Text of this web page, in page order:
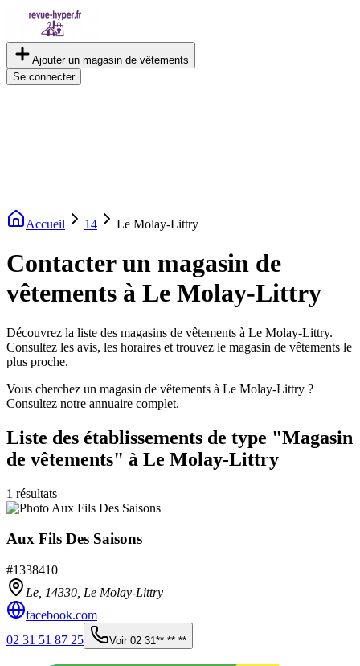
Ajouter un magasin de vêtements
Se connecter
Accueil 14 Le Molay-Littry
Contacter un magasin de
vêtements à Le Molay-Littry
Découvrez la liste des magasins de vêtements à Le Molay-Littry.
Consultez les avis, les horaires et trouvez le magasin de vêtements le
plus proche.
Vous cherchez un magasin de vêtements à Le Molay-Littry ?
Consultez notre annuaire complet.
Liste des établissements de type "Magasin
de vêtements" à Le Molay-Littry
1 résultats
Aux Fils Des Saisons
#1338410
Le, 14330 Le Molay-Littry
facebook.com
02 31 51 87 25
Voir 02 31** ** **